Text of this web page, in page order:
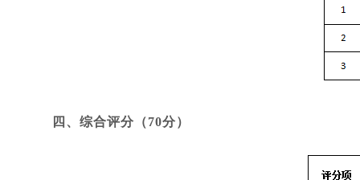
四、综合评分（70分）